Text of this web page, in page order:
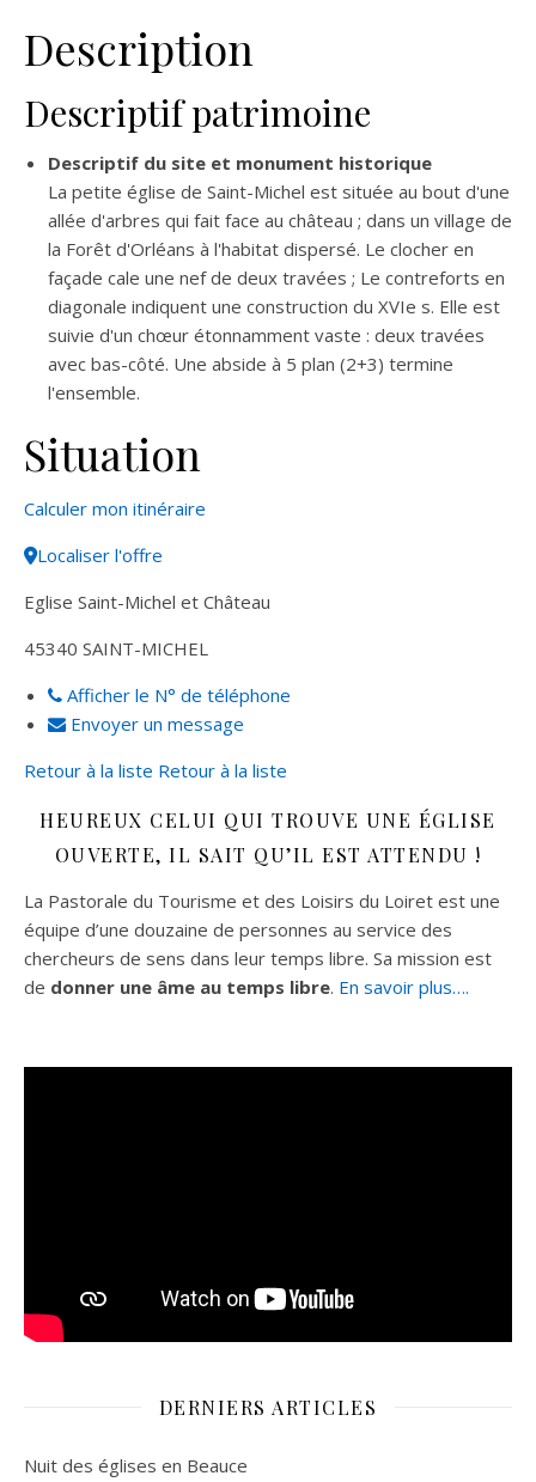
Description
Descriptif patrimoine
Descriptif du site et monument historique
La petite église de Saint-Michel est située au bout d'une
allée d'arbres qui fait face au château ; dans un village de
la Forêt d'Orléans à l'habitat dispersé. Le clocher en
façade cale une nef de deux travées ; Le contreforts en
diagonale indiquent une construction du XVIe s. Elle est
suivie d'un chœur étonnamment vaste : deux travées
avec bas-côté. Une abside à 5 plan (2+3) termine
l'ensemble.
Situation
+
−
Calculer mon itinéraire
Localiser l'offre
Eglise Saint-Michel et Château
45340 SAINT-MICHEL
Afficher le N° de téléphone
Envoyer un message
Retour à la liste Retour à la liste
HEUREUX CELUI QUI TROUVE UNE ÉGLISE
OUVERTE, IL SAIT QU’IL EST ATTENDU !
La Pastorale du Tourisme et des Loisirs du Loiret est une
équipe d’une douzaine de personnes au service des
chercheurs de sens dans leur temps libre. Sa mission est
de donner une âme au temps libre. En savoir plus….
DERNIERS ARTICLES
Nuit des églises en Beauce